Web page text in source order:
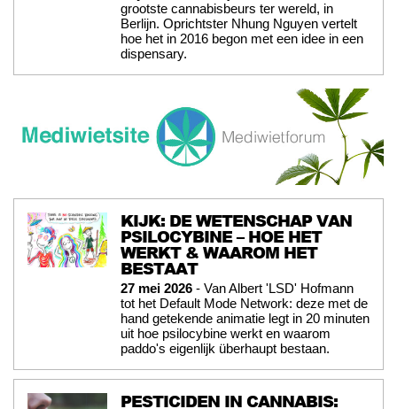
grootste cannabisbeurs ter wereld, in
Berlijn. Oprichtster Nhung Nguyen vertelt
hoe het in 2016 begon met een idee in een
dispensary.
KIJK: DE WETENSCHAP VAN
PSILOCYBINE – HOE HET
WERKT & WAAROM HET
BESTAAT
27 mei 2026 - Van Albert 'LSD' Hofmann
tot het Default Mode Network: deze met de
hand getekende animatie legt in 20 minuten
uit hoe psilocybine werkt en waarom
paddo's eigenlijk überhaupt bestaan.
PESTICIDEN IN CANNABIS: